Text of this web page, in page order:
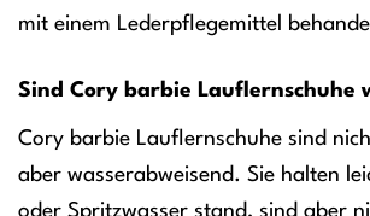
mit einem Lederpflegemittel
Sind Cory barbie Lauflernschuhe
Cory barbie Lauflernschuhe sind
aber wasserabweisend. Sie halten
oder Spritzwasser stand, sind aber